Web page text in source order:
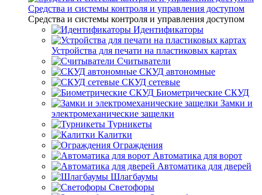
Средства и системы контроля и управления доступом
Средства и системы контроля и управления доступом
Идентификаторы
Устройства для печати на пластиковых картах
Считыватели
СКУД автономные
СКУД сетевые
Биометрические СКУД
Замки и
электромеханические защелки
Турникеты
Калитки
Ограждения
Автоматика для ворот
Автоматика для дверей
Шлагбаумы
Светофоры